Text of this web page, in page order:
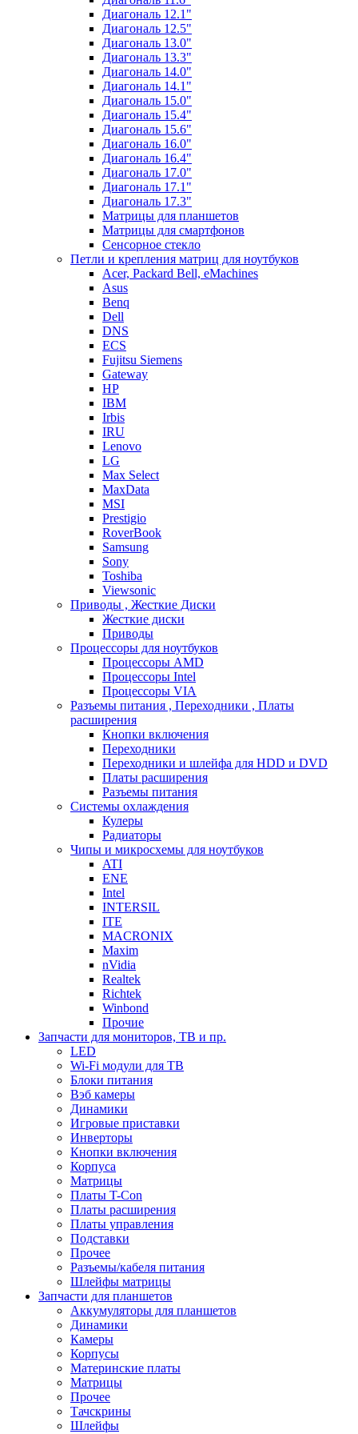
Диагональ 12.1"
Диагональ 12.5"
Диагональ 13.0"
Диагональ 13.3"
Диагональ 14.0"
Диагональ 14.1"
Диагональ 15.0"
Диагональ 15.4"
Диагональ 15.6"
Диагональ 16.0"
Диагональ 16.4"
Диагональ 17.0"
Диагональ 17.1"
Диагональ 17.3"
Матрицы для планшетов
Матрицы для смартфонов
Сенсорное стекло
Петли и крепления матриц для ноутбуков
Acer, Packard Bell, eMachines
Asus
Benq
Dell
DNS
ECS
Fujitsu Siemens
Gateway
HP
IBM
Irbis
IRU
Lenovo
LG
Max Select
MaxData
MSI
Prestigio
RoverBook
Samsung
Sony
Toshiba
Viewsonic
Приводы , Жесткие Диски
Жесткие диски
Приводы
Процессоры для ноутбуков
Процессоры AMD
Процессоры Intel
Процессоры VIA
Разъемы питания , Переходники , Платы
расширения
Кнопки включения
Переходники
Переходники и шлейфа для HDD и DVD
Платы расширения
Разъемы питания
Системы охлаждения
Кулеры
Радиаторы
Чипы и микросхемы для ноутбуков
ATI
ENE
Intel
INTERSIL
ITE
MACRONIX
Maxim
nVidia
Realtek
Richtek
Winbond
Прочие
Запчасти для мониторов, ТВ и пр.
LED
Wi-Fi модули для ТВ
Блоки питания
Вэб камеры
Динамики
Игровые приставки
Инверторы
Кнопки включения
Корпуса
Матрицы
Платы T-Con
Платы расширения
Платы управления
Подставки
Прочее
Разъемы/кабеля питания
Шлейфы матрицы
Запчасти для планшетов
Аккумуляторы для планшетов
Динамики
Камеры
Корпусы
Материнские платы
Матрицы
Прочее
Тачскрины
Шлейфы